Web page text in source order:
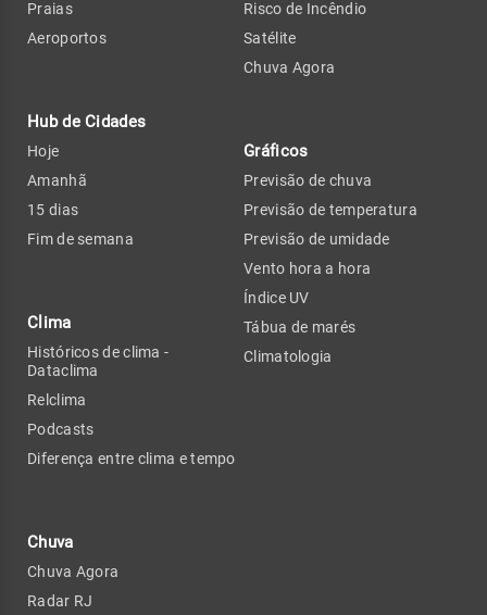
Praias
Aeroportos
Hub de Cidades
Hoje
Amanhã
15 dias
Fim de semana
Clima
Históricos de clima -
Dataclima
Relclima
Podcasts
Diferença entre clima e tempo
Chuva
Chuva Agora
Radar RJ
Risco de Incêndio
Satélite
Chuva Agora
Gráficos
Previsão de chuva
Previsão de temperatura
Previsão de umidade
Vento hora a hora
Índice UV
Tábua de marés
Climatologia